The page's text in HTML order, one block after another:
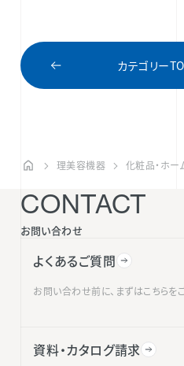
カテゴリー
理美容機器 化粧品・ホー
CONTACT
お問い合わせ
よくあるご質問
お問い合わせ前に、まずはこちらを
資料・カタログ請求